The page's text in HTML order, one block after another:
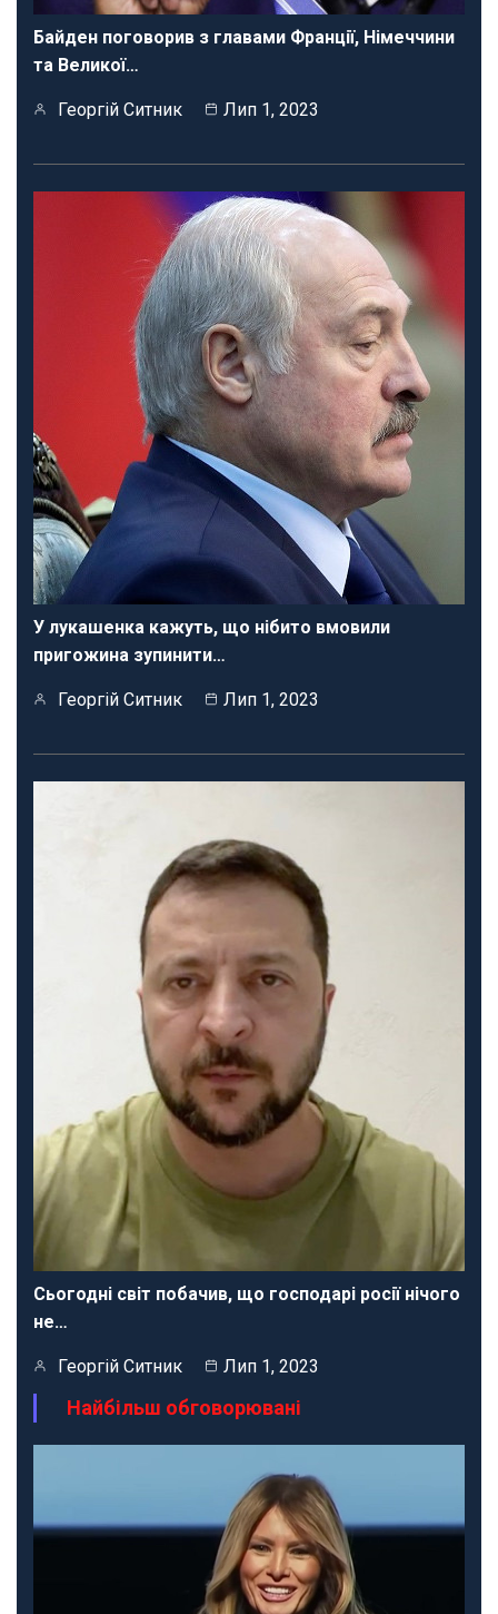
Байден поговорив з главами Франції, Німеччини
та Великої…
Георгій Ситник Лип 1, 2023
У лукашенка кажуть, що нібито вмовили
пригожина зупинити…
Георгій Ситник Лип 1, 2023
Сьогодні світ побачив, що господарі росії нічого
не…
Георгій Ситник Лип 1, 2023
Найбільш обговорювані